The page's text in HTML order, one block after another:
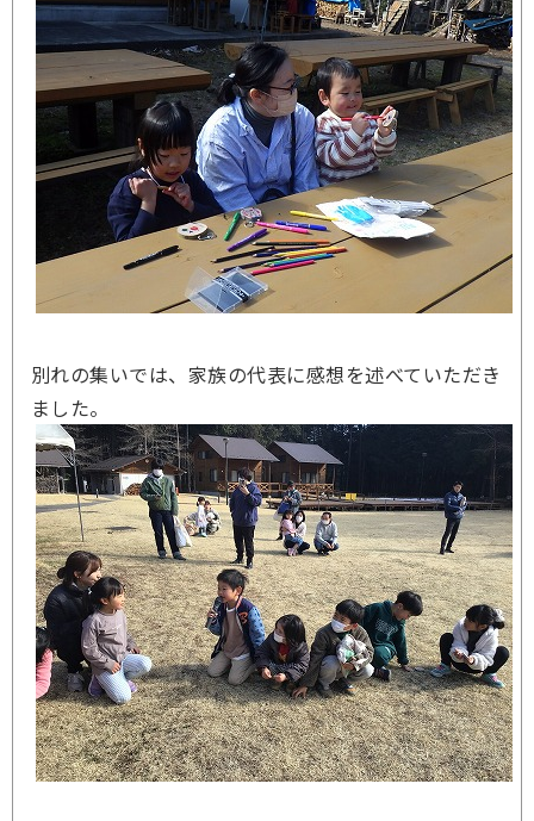
別れの集いでは、家族の代表に感想を述べていただき
ました。